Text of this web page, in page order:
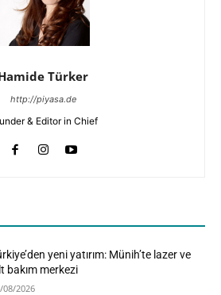
Türker
http://piyasa.de
& Editor in Chief
yeni yatırım: Münih’te lazer ve
bakım merkezi
08/2026